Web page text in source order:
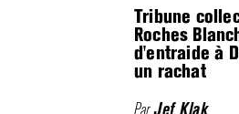
Tribune
Roches
d'entraide à
un rachat
Jef Klak